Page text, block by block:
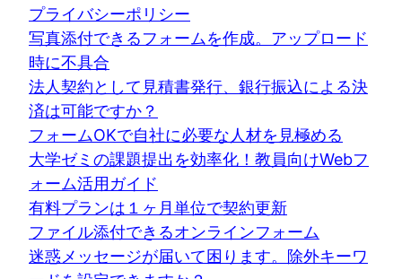
プライバシーポリシー
写真添付できるフォームを作成。アップロード
時に不具合
法人契約として見積書発行、銀行振込による決
済は可能ですか？
フォームOKで自社に必要な人材を見極める
大学ゼミの課題提出を効率化！教員向けWebフ
ォーム活用ガイド
有料プランは１ヶ月単位で契約更新
ファイル添付できるオンラインフォーム
迷惑メッセージが届いて困ります。除外キーワ